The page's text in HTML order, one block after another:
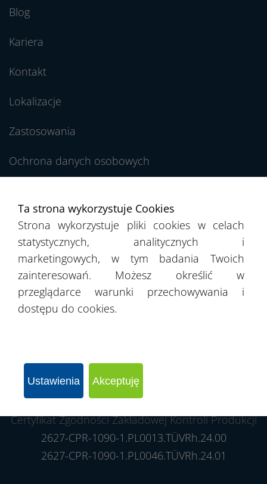
Blog
Kariera
Kontakt
Lokalizacje
Zastosowania
Ochrona danych osobowych
Zgłaszanie nieprawidłowości / Kanał dla
Sygnalistów
Certyfikat Zgodności Zakładowej Kontroli Produkcji
2627-CPR-1090-1.PL0013.TÜVRh.24.00
2627-CPR-1090-1.PL0046.TÜVRh.24.01
Ta strona wykorzystuje Cookies
Strona wykorzystuje pliki cookies w celach
statystycznych, analitycznych i
marketingowych, w tym badania Twoich
zainteresowań. Możesz określić w
przeglądarce warunki przechowywania i
dostępu do cookies.
Ustawienia Akceptuję